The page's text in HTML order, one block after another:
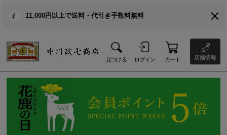
11,000円以上で送料・代引き手数料無料
見つける ログイン カート 店舗情報